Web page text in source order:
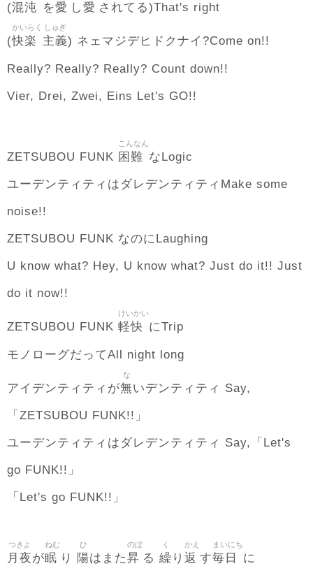
(混沌 を愛 し愛 されてる)That's right
(快楽
かいらく
主義
しゅぎ
) ネェマジデヒドクナイ?Come on!!
Really? Really? Really? Count down!!
Vier, Drei, Zwei, Eins Let's GO!!
ZETSUBOU FUNK 困難
こんなん
なLogic
ユーデンティティはダレデンティティMake some
noise!!
ZETSUBOU FUNK なのにLaughing
U know what? Hey, U know what? Just do it!! Just
do it now!!
ZETSUBOU FUNK 軽快
けいかい
にTrip
モノローグだってAll night long
アイデンティティが無
な
いデンティティ Say,
「ZETSUBOU FUNK!!」
ユーデンティティはダレデンティティ Say,「Let's
go FUNK!!」
「Let's go FUNK!!」
月夜
つきよ
が眠
ねむ
り 陽
ひ
はまた昇
のぼ
る 繰
く
り 返
かえ
す毎日
まいにち
に